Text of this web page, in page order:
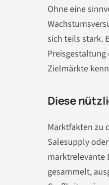
Ohne eine
sich teils stark.
Zielmärkte
Diese
Marktfakten zu
Salesupply
marktrelevante
gesammelt,